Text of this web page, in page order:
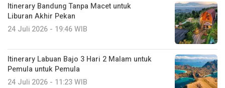
Itinerary Bandung Tanpa Macet untuk
Liburan Akhir Pekan
24 Juli 2026 - 19:46 WIB
Itinerary Labuan Bajo 3 Hari 2 Malam untuk
Pemula untuk Pemula
24 Juli 2026 - 11:23 WIB